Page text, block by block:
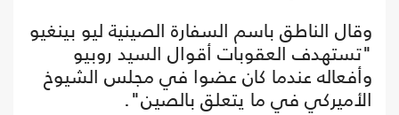
وقال الناطق باسم السفارة الصينية ليو بينغيو
"تستهدف العقوبات أقوال السيد روبيو
وأفعاله عندما كان عضوا في مجلس الشيوخ
الأميركي في ما يتعلق بالصين".